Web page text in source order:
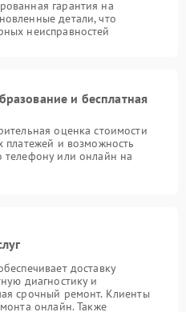
гарантия на
детали, что
неисправностей
и бесплатная
оценка стоимости
платежей и возможность
телефону или онлайн на
доставку
диагностику и
срочный ремонт. Клиенты
онлайн. Также